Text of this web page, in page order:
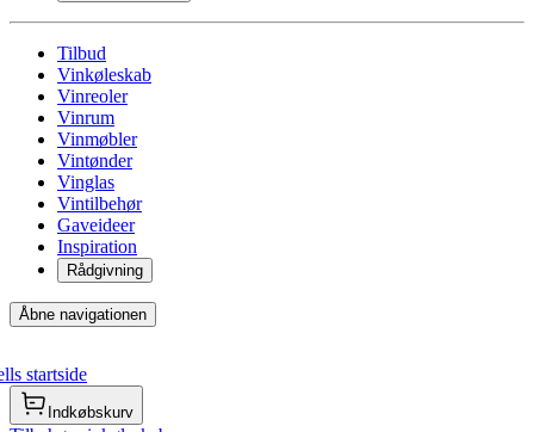
Tilbud
Vinkøleskab
Vinreoler
Vinrum
Vinmøbler
Vintønder
Vinglas
Vintilbehør
Gaveideer
Inspiration
Rådgivning
Åbne navigationen
startside
Indkøbskurv